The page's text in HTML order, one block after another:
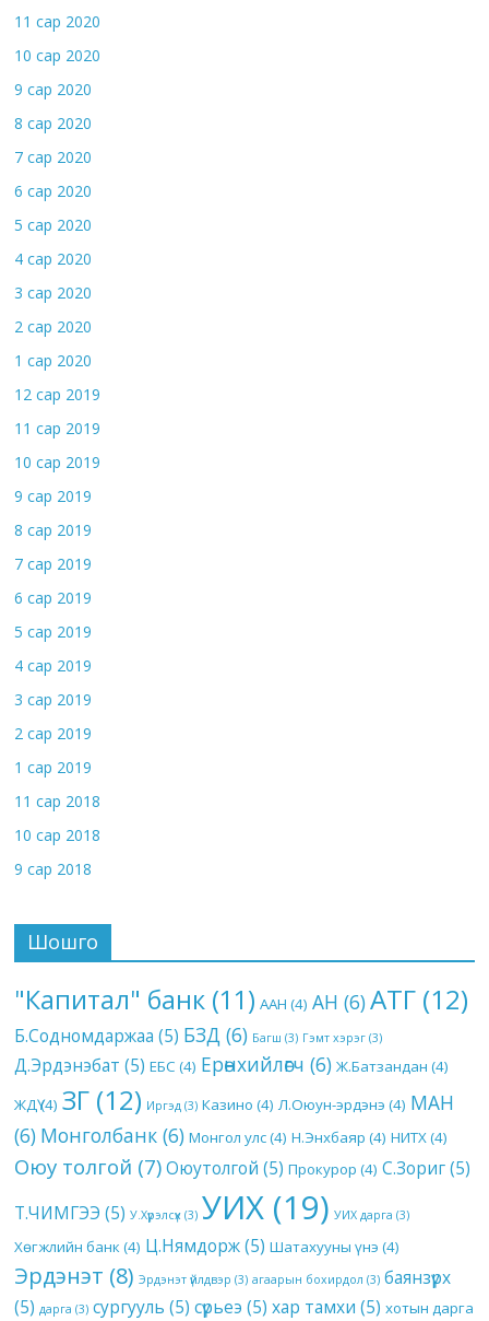
11 сар 2020
10 сар 2020
9 сар 2020
8 сар 2020
7 сар 2020
6 сар 2020
5 сар 2020
4 сар 2020
3 сар 2020
2 сар 2020
1 сар 2020
12 сар 2019
11 сар 2019
10 сар 2019
9 сар 2019
8 сар 2019
7 сар 2019
6 сар 2019
5 сар 2019
4 сар 2019
3 сар 2019
2 сар 2019
1 сар 2019
11 сар 2018
10 сар 2018
9 сар 2018
Шошго
"Капитал" банк (11) ААН (4) АН (6)АТГ (12)
Б.Содномдаржаа (5) БЗД (6) Багш (3) Гэмт хэрэг (3)
Д.Эрдэнэбат (5) ЕБС (4) Ерөнхийлөгч (6) Ж.Батзандан (4)
ЖДҮ(4) ЗГ (12) Иргэд (3) Казино (4) Л.Оюун-эрдэнэ (4) МАН
(6) Монголбанк (6) Монгол улс(4) Н.Энхбаяр (4) НИТХ(4)
Оюу толгой (7) Оюутолгой (5) Прокурор (4) С.Зориг(5)
Т.ЧИМГЭЭ (5) У.Хүрэлсүх (3) УИХ (19) УИХ дарга (3)
Хөгжлийн банк(4) Ц.Нямдорж(5) Шатахууны үнэ (4)
Эрдэнэт (8) Эрдэнэт үйлдвэр (3) агаарын бохирдол (3) баянзүрх
(5) дарга (3) сургууль (5) сүрьеэ (5) хар тамхи (5) хотын дарга